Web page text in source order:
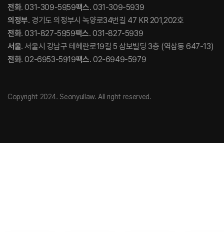
전화. 031-309-5959팩스. 031-309-5939
의정부. 경기도 의정부시 녹양로34번길 47 KR 201,202호
전화. 031-827-5959팩스. 031-827-5939
서울. 서울시 강남구 테헤란로19길 5 삼보빌딩 3층 (역삼동 647-13)
전화. 02-6953-5919팩스. 02-6949-5979
Copyright 2024. Seonyullaw. All right reserved.